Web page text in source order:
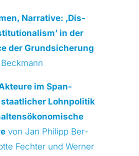
Nar­ra­ti­ve: ‚Dis­
in der
der Grund­si­che­rung
im Span­
Lohn­po­li­tik
von Jan Phil­ipp Ber­
Fech­ter und Wer­ner